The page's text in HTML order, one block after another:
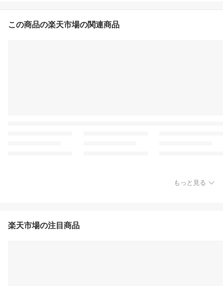
この商品の楽天市場の関連商品
もっと見る
楽天市場の注目商品